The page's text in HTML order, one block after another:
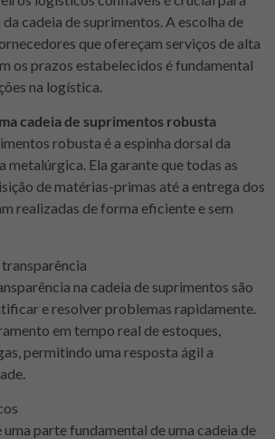
cadeia de suprimentos. A escolha de
que ofereçam serviços de alta
os prazos estabelecidos é fundamental
na logística.
cadeia de suprimentos robusta
robusta é a espinha dorsal da
metalúrgica. Ela garante que todas as
de matérias-primas até a entrega dos
realizadas de forma eficiente e sem
na cadeia de suprimentos são
e resolver problemas rapidamente.
em tempo real de estoques,
permitindo uma resposta ágil a
uma parte fundamental de uma cadeia de